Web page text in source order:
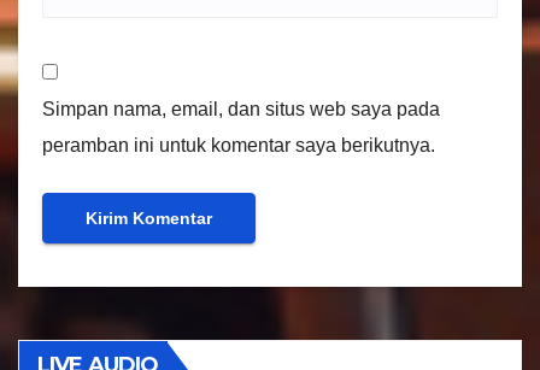
Simpan nama, email, dan situs web saya pada
peramban ini untuk komentar saya berikutnya.